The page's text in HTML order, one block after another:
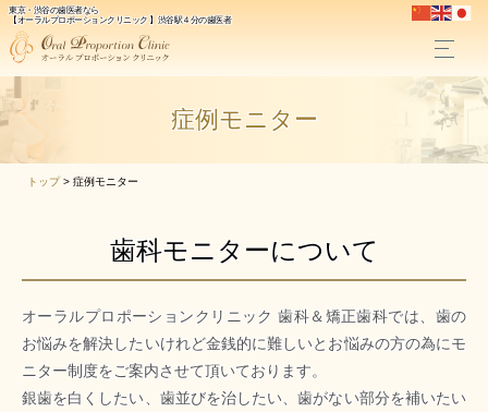
東京・渋谷の歯医者なら
【オーラルプロポーションクリニック 】渋谷駅４分の歯医者
症例モニター
トップ> 症例モニター
歯科モニターについて
オーラルプロポーションクリニック 歯科＆矯正歯科では、歯の
お悩みを解決したいけれど金銭的に難しいとお悩みの方の為にモ
ニター制度をご案内させて頂いております。
銀歯を白くしたい、歯並びを治したい、歯がない部分を補いたい